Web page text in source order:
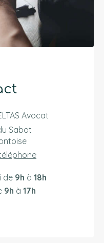
Avocat
Sabot
de 9h à 18h
9h à 17h